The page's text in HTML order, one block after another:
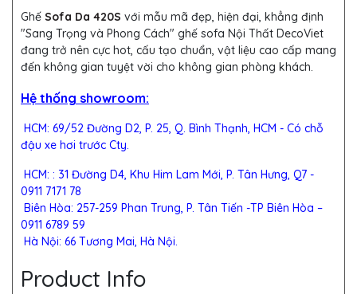
Ghế Sofa Da 420S với mẫu mã đẹp, hiện đại, khẳng định
"Sang Trọng và Phong Cách" ghế sofa Nội Thất DecoViet
đang trở nên cực hot, cấu tạo chuẩn, vật liệu cao cấp mang
đến không gian tuyệt vời cho không gian phòng khách.
Hệ thống showroom:
HCM: 69/52 Đường D2, P. 25, Q. Bình Thạnh, HCM - Có chỗ
đậu xe hơi trước Cty.
HCM: : 31 Đường D4, Khu Him Lam Mới, P. Tân Hưng, Q7 -
0911 7171 78
Biên Hòa: 257-259 Phan Trung, P. Tân Tiến -TP Biên Hòa –
0911 6789 59
Hà Nội: 66 Tương Mai, Hà Nội.
Product Info